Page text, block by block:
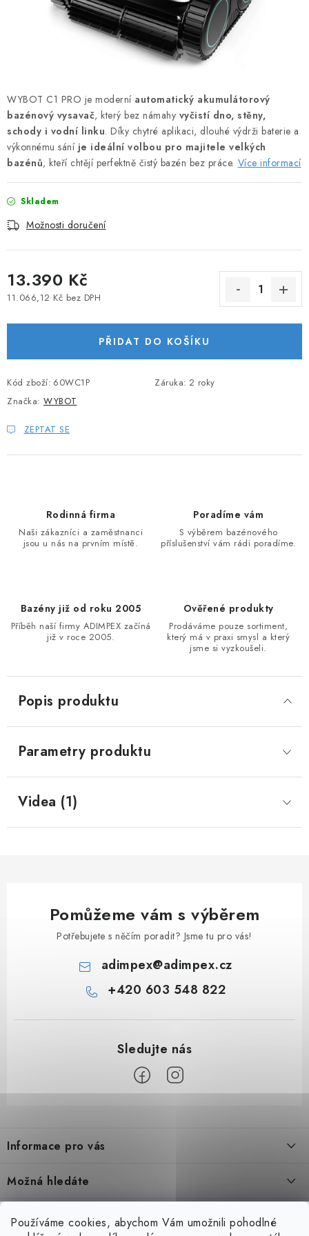
Používáme cookies, abychom Vám umožnili pohodlné
WYBOT C1 PRO je moderní automatický akumulátorový
bazénový vysavač, který bez námahy vyčistí dno, stěny,
schody i vodní linku. Díky chytré aplikaci, dlouhé výdrži baterie a
výkonnému sání je ideální volbou pro majitele velkých
bazénů, kteří chtějí perfektně čistý bazén bez práce. Více informací
Skladem
Možnosti doručení
13.390 Kč
11.066,12 Kč bez DPH
PŘIDAT DO KOŠÍKU
Kód zboží: 60WC1P Záruka: 2 roky
Značka: WYBOT
ZEPTAT SE
Rodinná firma
Naši zákazníci a zaměstnanci
jsou u nás na prvním místě.
Poradíme vám
S výběrem bazénového
příslušenství vám rádi poradíme.
Bazény již od roku 2005
Příběh naší firmy ADIMPEX začíná
již v roce 2005.
Ověřené produkty
Prodáváme pouze sortiment,
který má v praxi smysl a který
jsme si vyzkoušeli.
Popis produktu
Parametry produktu
Videa (1)
Pomůžeme vám s výběrem
Potřebujete s něčím poradit? Jsme tu pro vás!
adimpex@adimpex.cz
+420 603 548 822
p
a
í
Informace pro vás
O nás
Blog
Možná hledáte
Blog